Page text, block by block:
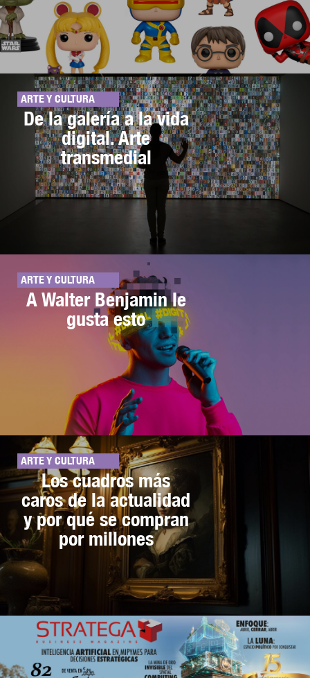
ARTE Y CULTURA
De la galería a la vida
digital. Arte
transmedial
ARTE Y CULTURA
A Walter Benjamin le
gusta esto
ARTE Y CULTURA
Los cuadros más
caros de la actualidad
y por qué se compran
por millones